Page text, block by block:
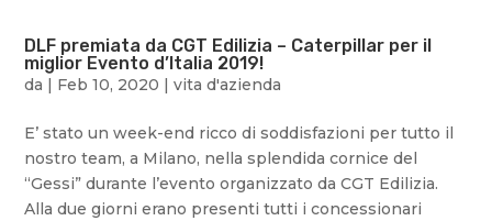
DLF premiata da CGT Edilizia – Caterpillar per il
miglior Evento d’Italia 2019!
da | Feb 10, 2020 |vita d'azienda
E’ stato un week-end ricco di soddisfazioni per tutto il
nostro team, a Milano, nella splendida cornice del
“Gessi” durante l’evento organizzato da CGT Edilizia.
Alla due giorni erano presenti tutti i concessionari